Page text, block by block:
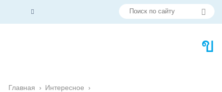
Главная › Интересное ›